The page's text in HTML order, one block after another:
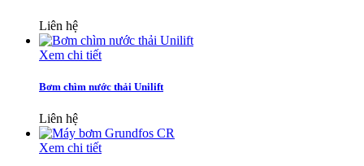
Liên hệ
Xem chi tiết
Bơm chìm nước thải Unilift
Liên hệ
Xem chi tiết